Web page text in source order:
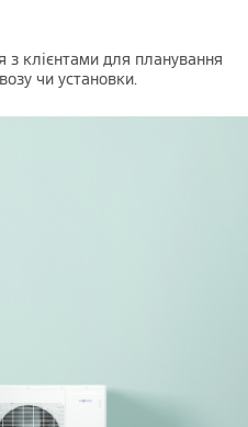
з клієнтами для планування
чи установки.